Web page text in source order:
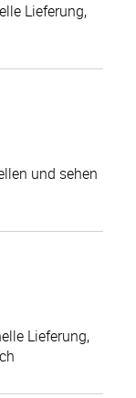
Lieferung,
und sehen
Lieferung,